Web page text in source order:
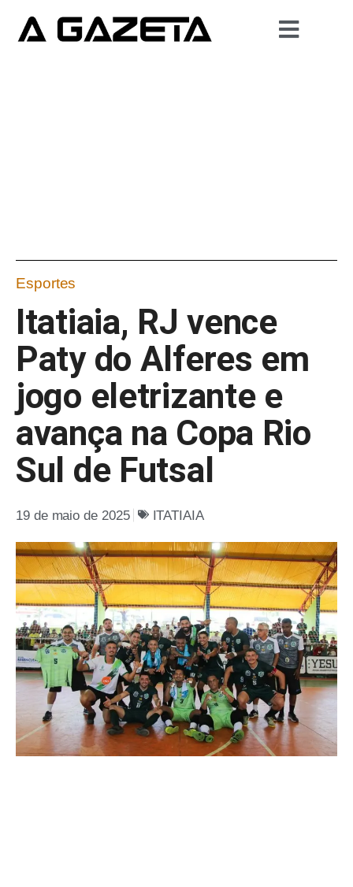
Esportes
Itatiaia, RJ vence
Paty do Alferes em
jogo eletrizante e
avança na Copa Rio
Sul de Futsal
19 de maio de 2025 ITATIAIA